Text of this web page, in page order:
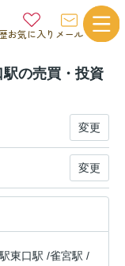
お気に入り メール
の売買・投資
変更
変更
東口駅 /雀宮駅 /